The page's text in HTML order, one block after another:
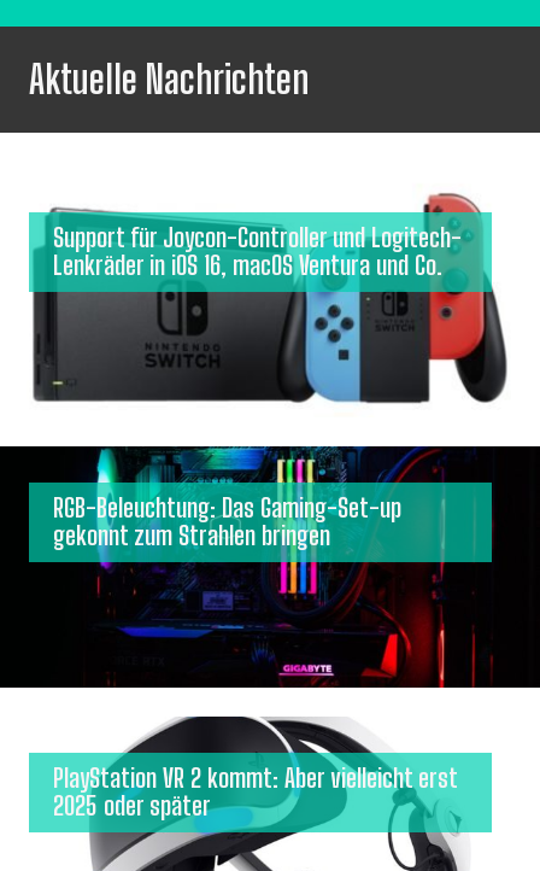
Aktuelle Nachrichten
Support für Joycon-Controller und Logitech-
Lenkräder in iOS 16, macOS Ventura und Co.
RGB-Beleuchtung: Das Gaming-Set-up
gekonnt zum Strahlen bringen
PlayStation VR 2 kommt: Aber vielleicht erst
2025 oder später